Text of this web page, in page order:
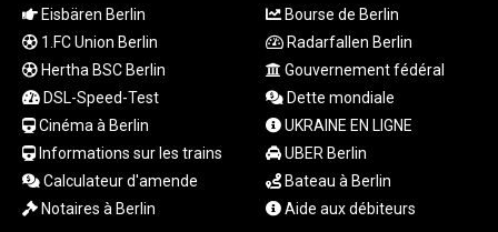
LAK
26108.437325
LBP
LKR 387.745291
LRD 209.896866
LSL 18.648909
LTL 3.413768
LVL 0.699335
Eisbären Berlin
1.FC Union Berlin
Hertha BSC Berlin
DSL-Speed-Test
Cinéma à Berlin
Informations sur les trains
Calculateur d'amende
Notaires à Berlin
Bourse de Berlin
Radarfallen Berlin
Gouvernement fédéral
Dette mondiale
UKRAINE EN LIGNE
UBER Berlin
Bateau à Berlin
Aide aux débiteurs